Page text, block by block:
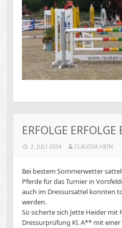
ERFOLGE ERFOLGE
2. JULI 2024 CLAUDIA HEIN
Bei bestem Sommerwetter
Pferde für das Turnier in
auch im Dressursattel konnten
werden.
So sicherte sich Jette Heider mit
Dressurprüfung Kl. A** mit